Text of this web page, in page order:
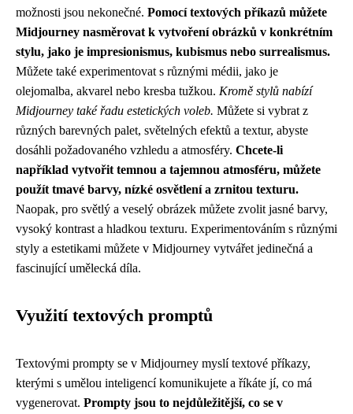
možnosti jsou nekonečné. Pomocí textových příkazů můžete
Midjourney nasměrovat k vytvoření obrázků v konkrétním
stylu, jako je impresionismus, kubismus nebo surrealismus.
Můžete také experimentovat s různými médii, jako je
olejomalba, akvarel nebo kresba tužkou. Kromě stylů nabízí
Midjourney také řadu estetických voleb. Můžete si vybrat z
různých barevných palet, světelných efektů a textur, abyste
dosáhli požadovaného vzhledu a atmosféry. Chcete-li
například vytvořit temnou a tajemnou atmosféru, můžete
použít tmavé barvy, nízké osvětlení a zrnitou texturu.
Naopak, pro světlý a veselý obrázek můžete zvolit jasné barvy,
vysoký kontrast a hladkou texturu. Experimentováním s různými
styly a estetikami můžete v Midjourney vytvářet jedinečná a
fascinující umělecká díla.
Využití textových promptů
Textovými prompty se v Midjourney myslí textové příkazy,
kterými s umělou inteligencí komunikujete a říkáte jí, co má
vygenerovat. Prompty jsou to nejdůležitější, co se v